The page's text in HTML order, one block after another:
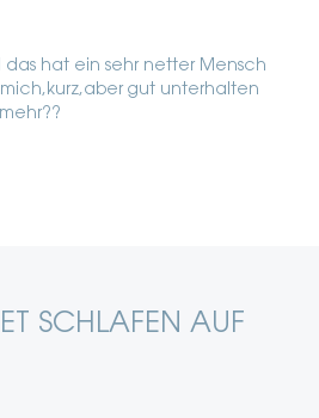
das hat ein sehr netter Mensch
gut unterhalten
SCHLAFEN AUF